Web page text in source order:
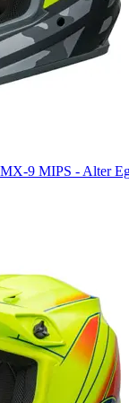
9 MIPS - Alter